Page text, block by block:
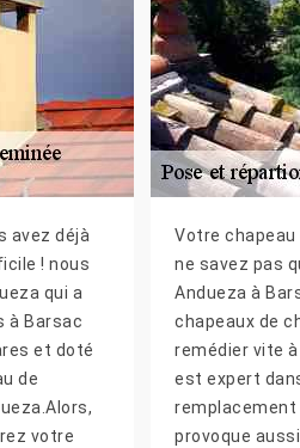
avez déjà
! nous
qui a
à Barsac
et doté
de
votre
Votre chapeau
ne savez pas
Andueza à
chapeaux de
remédier vite
est expert
remplacement
provoque